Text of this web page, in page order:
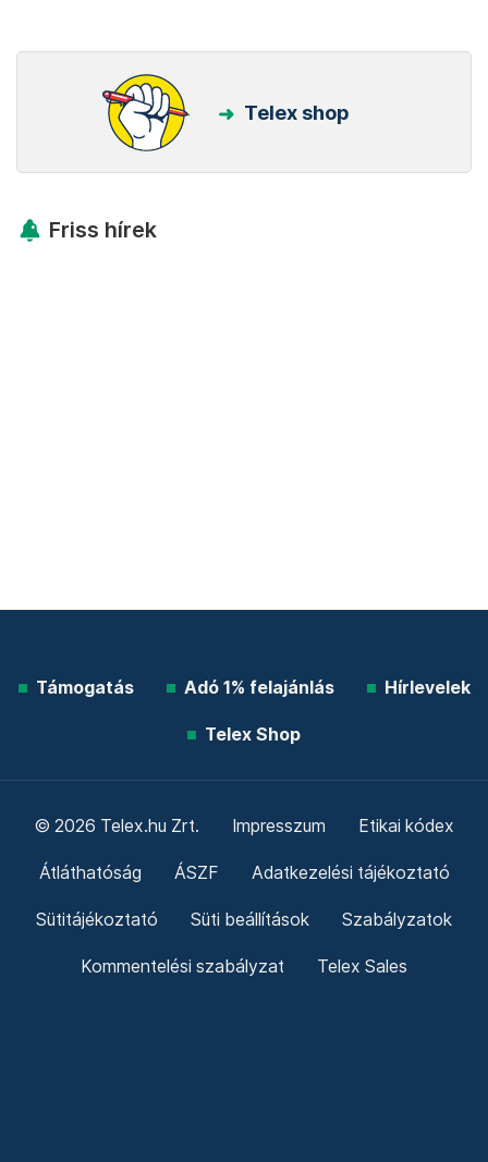
Telex shop
Friss hírek
Támogatás Adó 1% felajánlás Hírlevelek
Telex Shop
© 2026 Telex.hu Zrt. Impresszum Etikai kódex
Átláthatóság ÁSZF Adatkezelési tájékoztató
Sütitájékoztató Süti beállítások Szabályzatok
Kommentelési szabályzat Telex Sales